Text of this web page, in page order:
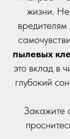
жизни. Не
пылевых
это вклад в
глубокий
Закажите